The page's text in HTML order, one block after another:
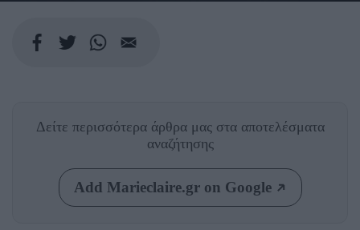
Δείτε περισσότερα άρθρα μας στα αποτελέσματα
αναζήτησης
Add Marieclaire.gr on Google